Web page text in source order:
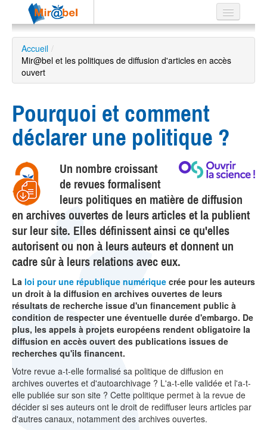
Le réseau
Soutien
Listes
Recherche
EN
ES
?
Accueil /
Mir@bel et les politiques de diffusion d'articles en accès
ouvert
Pourquoi et comment
déclarer une politique ?
Un nombre croissant
de revues formalisent
leurs politiques en matière de diffusion
en archives ouvertes de leurs articles et la publient
sur leur site. Elles définissent ainsi ce qu'elles
autorisent ou non à leurs auteurs et donnent un
cadre sûr à leurs relations avec eux.
La loi pour une république numérique crée pour les auteurs
un droit à la diffusion en archives ouvertes de leurs
résultats de recherche issue d'un financement public à
condition de respecter une éventuelle durée d'embargo. De
plus, les appels à projets européens rendent obligatoire la
diffusion en accès ouvert des publications issues de
recherches qu'ils financent.
Votre revue a-t-elle formalisé sa politique de diffusion en
archives ouvertes et d'autoarchivage ? L'a-t-elle validée et l'a-t-
elle publiée sur son site ? Cette politique permet à la revue de
décider si ses auteurs ont le droit de rediffuser leurs articles par
d'autres canaux, notamment des archives ouvertes.